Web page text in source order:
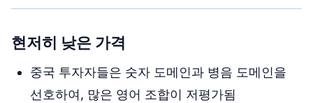
현저히 낮은 가격
중국 투자자들은 숫자 도메인과 병음 도메인을
선호하여, 많은 영어 조합이 저평가됨